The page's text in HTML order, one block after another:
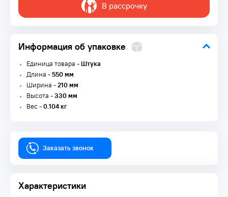
В рассрочку
Информация об упаковке
Единица товара -Штука
Длина -550 мм
Ширина -210 мм
Высота -330 мм
Вес -0.104 кг
Заказать звонок
Характеристики